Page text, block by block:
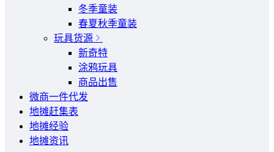
冬季童装
春夏秋季童装
玩具货源
新奇特
涂鸦玩具
商品出售
微商一件代发
地摊赶集表
地摊经验
地摊资讯